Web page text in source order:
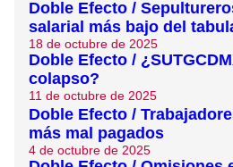
Doble Efecto /
salarial más bajo del
18 de octubre de 2025
Doble Efecto /
colapso?
11 de octubre de 2025
Doble Efecto /
más mal pagados
4 de octubre de 2025